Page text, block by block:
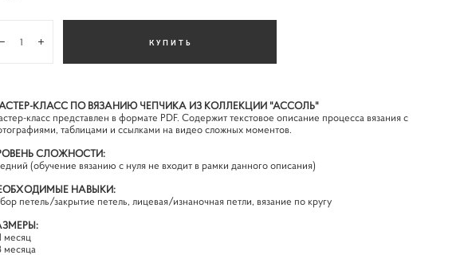
КУПИТЬ
КЛАСС ПО ВЯЗАНИЮ ЧЕПЧИКА ИЗ КОЛЛЕКЦИИ "АССОЛЬ"
класс представлен в формате PDF. Содержит текстовое описание процесса вязания с
таблицами и ссылками на видео сложных моментов.
СЛОЖНОСТИ:
(обучение вязанию с нуля не входит в рамки данного описания)
НАВЫКИ:
петель/закрытие петель, лицевая/изнаночная петли, вязание по кругу
месяц
месяца